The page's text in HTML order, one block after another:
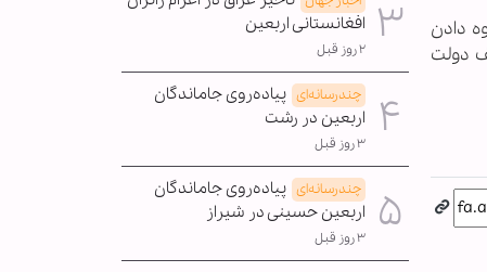
دادن
دولت
افغانستانی اربعین
۲ روز قبل
چندرسانه‌ای پیاده‌روی جاماندگان
اربعین در رشت
۳ روز قبل
چندرسانه‌ای پیاده‌روی جاماندگان
اربعین حسینی در شیراز
۳ روز قبل